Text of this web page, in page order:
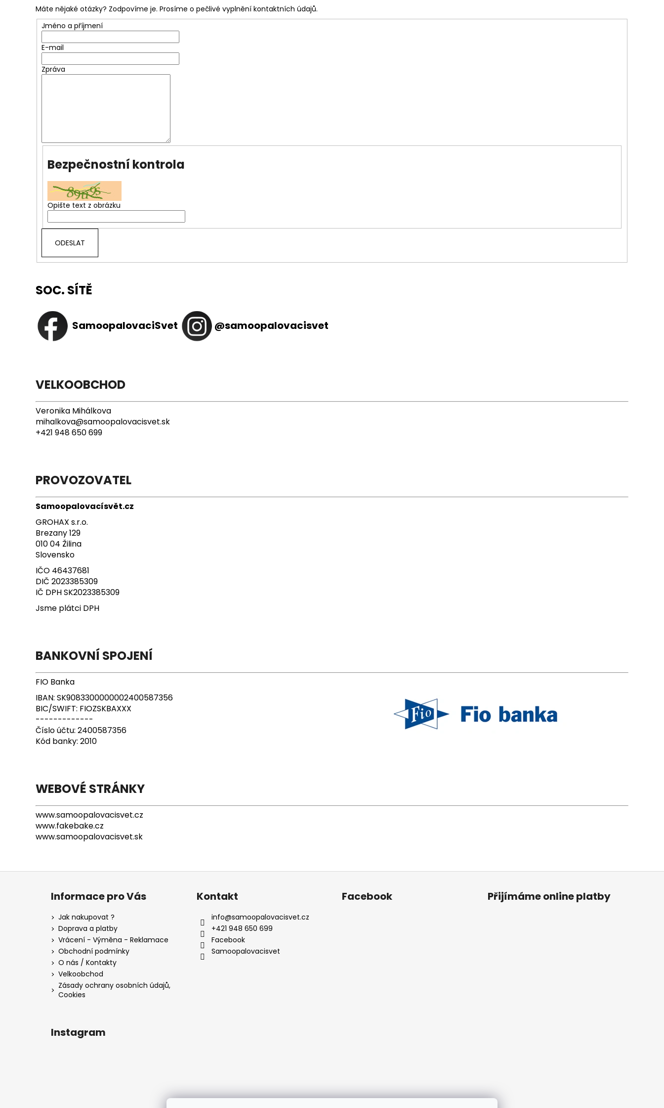
Máte nějaké otázky? Zodpovíme je. Prosíme o pečlivé vyplnění kontaktních údajů.
Jméno a příjmení
E-mail
Zpráva
Bezpečnostní kontrola
Opište text z obrázku
ODESLAT
SOC. SÍTĚ
SamoopalovaciSvet @samoopalovacisvet
VELKOOBCHOD
Veronika Mihálkova
mihalkova@samoopalovacisvet.sk
+421 948 650 699
PROVOZOVATEL
Samoopalovacísvět.cz
GROHAX s.r.o.
Brezany 129
010 04 Žilina
Slovensko
IČO 46437681
DIČ 2023385309
IČ DPH SK2023385309
Jsme plátci DPH
BANKOVNÍ SPOJENÍ
FIO Banka
IBAN: SK9083300000002400587356
BIC/SWIFT: FIOZSKBAXXX
-------------
Číslo účtu: 2400587356
Kód banky: 2010
WEBOVÉ STRÁNKY
www.samoopalovacisvet.cz
www.fakebake.cz
www.samoopalovacisvet.sk
Z
Informace pro Vás
Jak nakupovat ?
Doprava a platby
Vrácení - Výměna - Reklamace
Obchodní podmínky
O nás / Kontakty
Velkoobchod
Zásady ochrany osobních údajů,
Cookies
Kontakt
info@samoopalovacisvet.cz
+421 948 650 699
Facebook
Samoopalovacisvet
Facebook Přijímáme online platby
Instagram